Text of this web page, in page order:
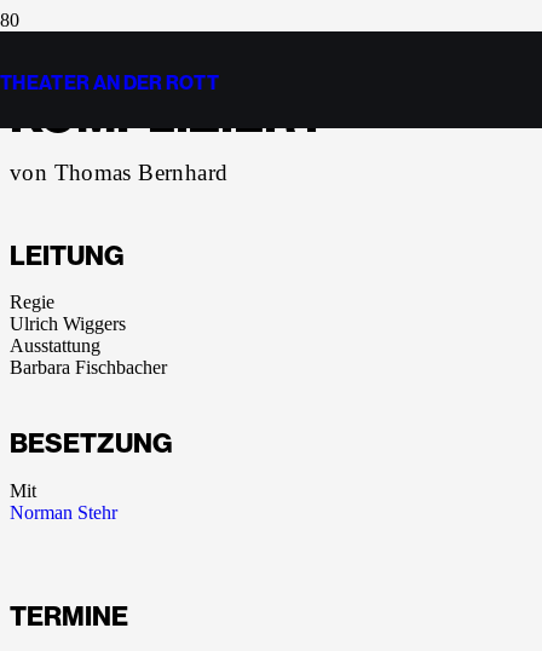
THEATER AN DER ROTT
EINFACH
KOMPLIZIERT
von Thomas Bernhard
LEITUNG
Regie
Ulrich Wiggers
Ausstattung
Barbara Fischbacher
BESETZUNG
Mit
Norman Stehr
TERMINE